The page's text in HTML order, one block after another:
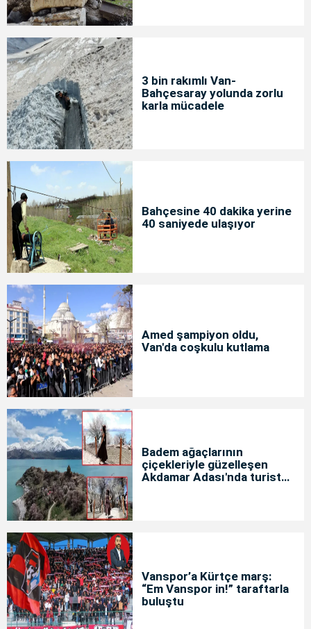
3 bin rakımlı Van-
Bahçesaray yolunda zorlu
karla mücadele
Bahçesine 40 dakika yerine
40 saniyede ulaşıyor
Amed şampiyon oldu,
Van'da coşkulu kutlama
Badem ağaçlarının
çiçekleriyle güzelleşen
Akdamar Adası'nda turist
Vanspor’a Kürtçe marş:
“Em Vanspor in!” taraftarla
buluştu